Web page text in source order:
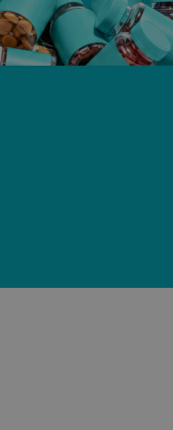
191700409
улица Толбухина, 2,